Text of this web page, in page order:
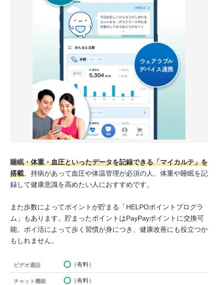
睡眠・体重・血圧といったデータを記録できる「マイカルテ」を
搭載。持病があって血圧や体温管理が必須の人、体重や睡眠を記
録して健康意識を高めたい人におすすめです。
また歩数によってポイントが貯まる「HELPOポイントプログラ
ム」もあります。貯まったポイントはPayPayポイントに交換可
能。ポイ活によって歩く習慣が身につき、健康改善にも役立つか
もしれません。
ビデオ通話 （有料）
チャット機能 （有料）